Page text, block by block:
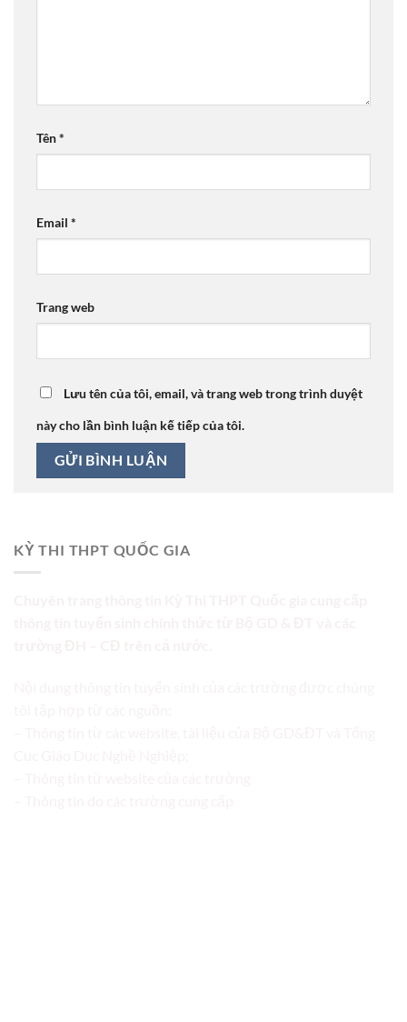
Tên*
Email *
Trang web
Lưu tên của tôi, email, và trang web trong trình duyệt
này cho lần bình luận kế tiếp của tôi.
KỲ THI THPT QUỐC GIA